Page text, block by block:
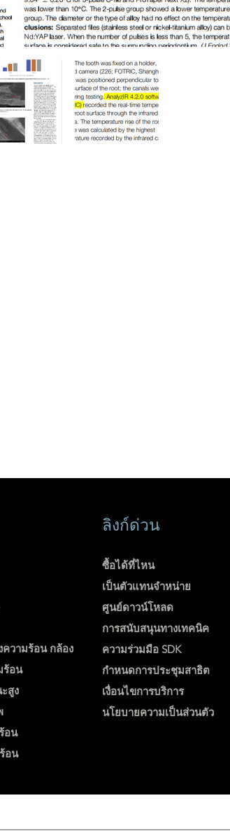
ความร้อนกล้อง
ร้อน
สูง
อน
อน
ลิงก์ด่วน
ซื้อได้ที่ไหน
เป็นตัวแทนจำหน่าย
ศูนย์ดาวน์โหลด
การสนับสนุนทางเทคนิค
ความร่วมมือ SDK
กำหนดการประชุมสาธิต
เงื่อนไขการบริการ
นโยบายความเป็นส่วนตัว